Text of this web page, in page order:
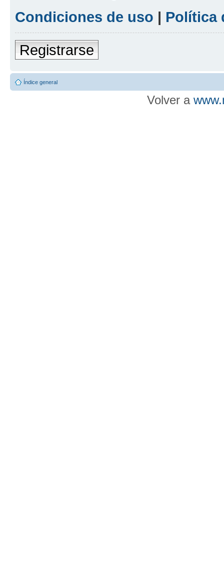
Condiciones de uso | Política
Registrarse
Índice general
Volver a